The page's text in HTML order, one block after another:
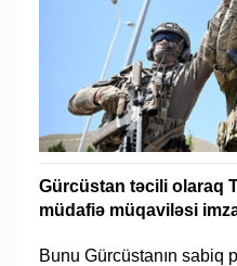
Gürcüstan təcili olaraq
müdafiə müqaviləsi
Bunu Gürcüstanın sabiq